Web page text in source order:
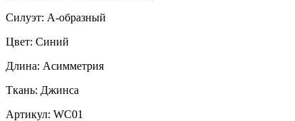
Силуэт: А-образный
Цвет: Синий
Длина: Асимметрия
Ткань: Джинса
Артикул: WC01